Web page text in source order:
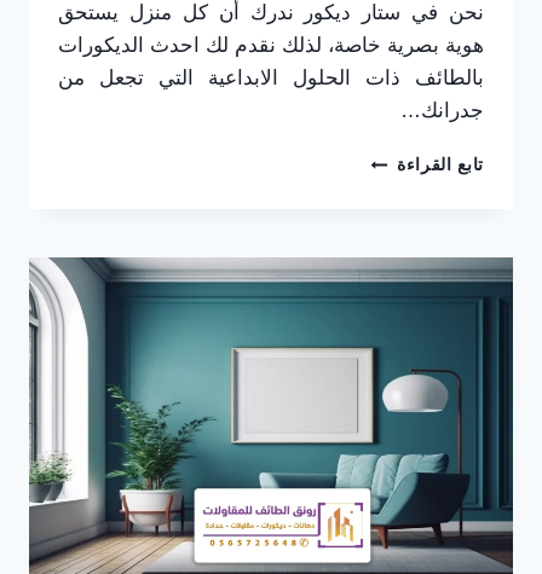
نحن في ستار ديكور ندرك أن كل منزل يستحق
هوية بصرية خاصة، لذلك نقدم لك احدث الديكورات
بالطائف ذات الحلول الابداعية التي تجعل من
جدرانك…
تابع القراءة احدث
0565725648
تصاميم
إبداعية
لمنزلك